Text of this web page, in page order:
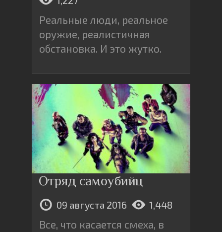
Реальные люди, реальное
оружие, реалистичная
обстановка. И это жутко.
Отряд самоубийц
09 августа 2016 1,448
Все, что касается смеха, в